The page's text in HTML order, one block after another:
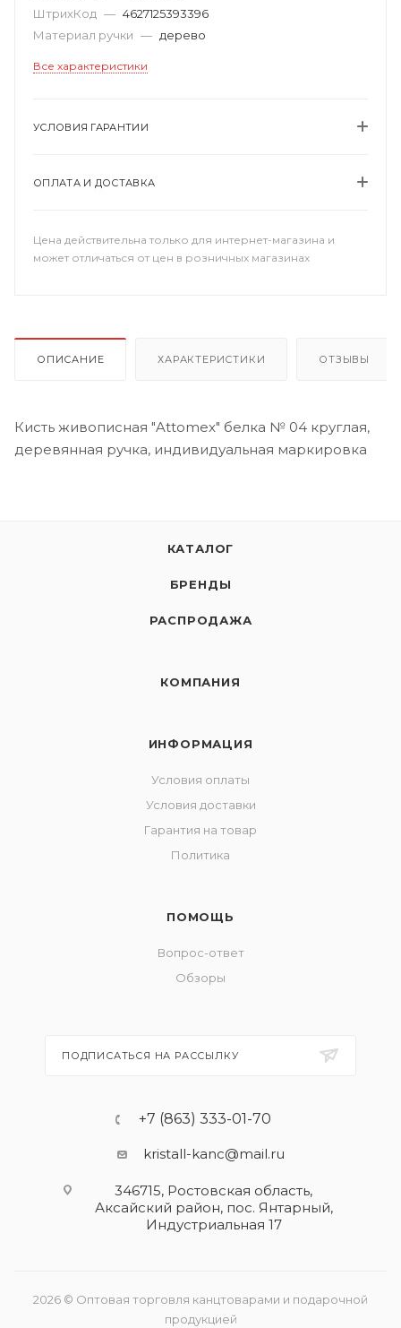
ШтрихКод — 4627125393396
Материал ручки — дерево
Все характеристики
УСЛОВИЯ ГАРАНТИИ
ОПЛАТА И ДОСТАВКА
Цена действительна только для интернет-магазина и
может отличаться от цен в розничных магазинах
ОПИСАНИЕ ХАРАКТЕРИСТИКИ ОТЗЫВЫ
Кисть живописная "Attomex" белка № 04 круглая,
деревянная ручка, индивидуальная маркировка
КАТАЛОГ
БРЕНДЫ
РАСПРОДАЖА
КОМПАНИЯ
ИНФОРМАЦИЯ
Условия оплаты
Условия доставки
Гарантия на товар
Политика
ПОМОЩЬ
Вопрос-ответ
Обзоры
ПОДПИСАТЬСЯ НА РАССЫЛКУ
+7 (863) 333-01-70
kristall-kanc@mail.ru
346715, Ростовская область​,
Аксайский район, пос. Янтарный,
Индустриальная 17
2026 © Оптовая торговля канцтоварами и подарочной
продукцией